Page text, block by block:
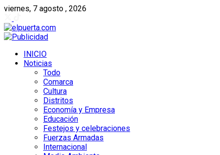
viernes, 7 agosto , 2026
INICIO
Noticias
Todo
Comarca
Cultura
Distritos
Economía y Empresa
Educación
Festejos y celebraciones
Fuerzas Armadas
Internacional